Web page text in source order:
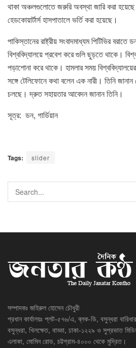
থাকা অঞ্চলগুলোতে জরুরি অবস্থা জারি করা
হেডকোয়ার্টার্স হাসপাতালে ভর্তি করা হয়েছে।
পাকিস্তানের রাষ্ট্রীয় সংবাদমাধ্যম পিটিভির
বিশ্ববিদ্যালয়ে প্রবেশ করে গুলি ছুড়তে থাকে।
পড়াশোনা করে থাকে। হামলার সময়
সঙ্গে টেলিফোনে কথা বলেন এক নারী। তিনি
চলছে। দ্রুত সহায়তার আবেদন জানান তিনি।
সূত্র: ডন, গার্ডিয়ান
Tags: slider
সম্পাদকঃ জহিরুল হোসেন চৌধুরী
প্রধান কার্যালয়ঃ প্লট-৫৭৬/এ, ব্লক-ডি, বসুন্ধরা
বসুন্ধরা, খিলক্ষেত, বাড্ডা, ঢাকা-১২২৯ ও সুপ্রভাত
এলাকা, মোমিন রোড, চট্টগ্রাম-৪০০০ থেকে মুদ্রিত।